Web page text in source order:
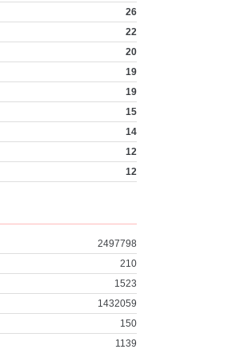
26
22
20
19
19
15
14
12
12
2497798
210
1523
1432059
150
1139